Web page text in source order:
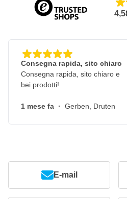
Consegna rapida, sito chiaro
Consegna rapida, sito chiaro e
bei prodotti!
1 mese fa · Gerben, Druten
E-mail